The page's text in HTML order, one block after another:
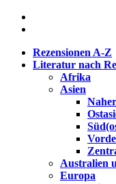
Rezensionen A-Z
Literatur nach
Afrika
Asien
Australien
Europa